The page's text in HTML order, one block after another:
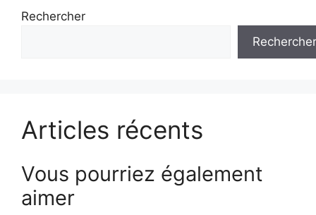
Rechercher
Rechercher
Articles récents
Vous pourriez également
aimer